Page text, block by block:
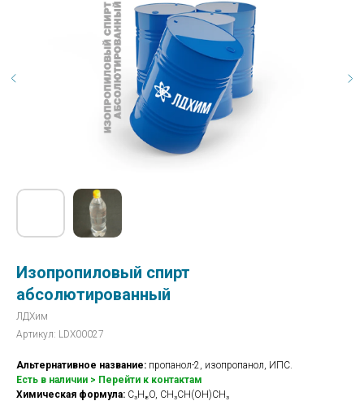
Изопропиловый спирт
абсолютированный
ЛДХим
Артикул: LDX00027
Альтернативное название: пропанол-2, изопропанол, ИПС.
Есть в наличии > Перейти к контактам
Химическая формула: C₃H₈O, CH₃CH(OH)CH₃